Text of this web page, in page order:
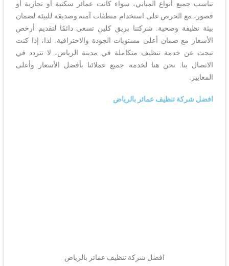
تناسب جميع أنواع المباني، سواء كانت عمائر سكنية أو تجارية أو
قصور، مع الحرص على استخدام منظفات آمنة وصديقة للبيئة لضمان
بيئة نظيفة وصحية. شركتنا بريق كلين تسعى دائمًا لتقديم أرخص
الأسعار مع ضمان أعلى مستويات الجودة والاحترافية. لذا، إذا كنت
تبحث عن خدمة تنظيف متكاملة في مدينة الرياض، لا تتردد في
الاتصال بنا. نحن هنا لخدمة جميع عملائنا بأفضل الأسعار وأعلى
المعايير.
افضل شركة تنظيف عمائر بالرياض
افضل شركة تنظيف عمائر بالرياض